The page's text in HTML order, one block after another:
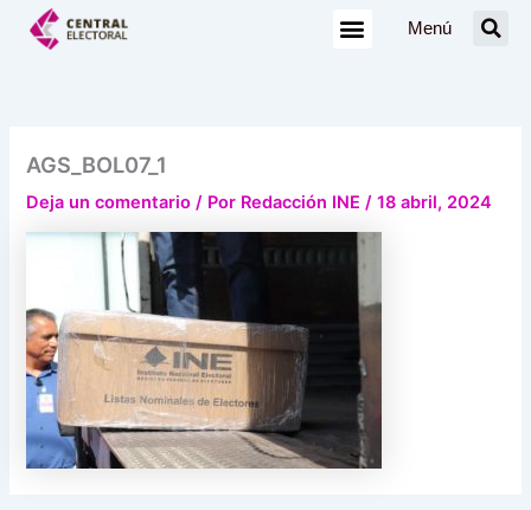
Menú
AGS_BOL07_1
Deja un comentario / Por Redacción INE/18 abril, 2024